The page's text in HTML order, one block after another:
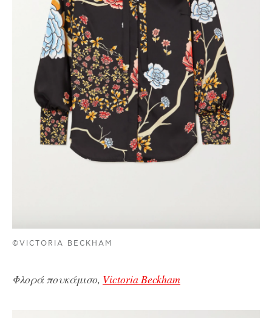
©VICTORIA BECKHAM
Φλορά πουκάμισο, Victoria Beckham